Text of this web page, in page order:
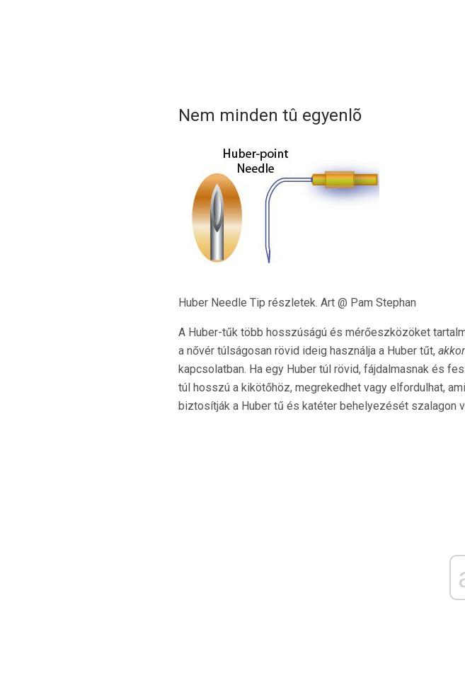
Nem minden tû egyenlõ
Huber Needle Tip részletek. Art @ Pam Stephan
A Huber-tűk több hosszúságú és mérőeszközöket
a nővér túlságosan rövid ideig használja a Huber tűt,
kapcsolatban. Ha egy Huber túl rövid, fájdalmasnak és
túl hosszú a kikötőhöz, megrekedhet vagy elfordulhat,
biztosítják a Huber tű és katéter behelyezését szalagon